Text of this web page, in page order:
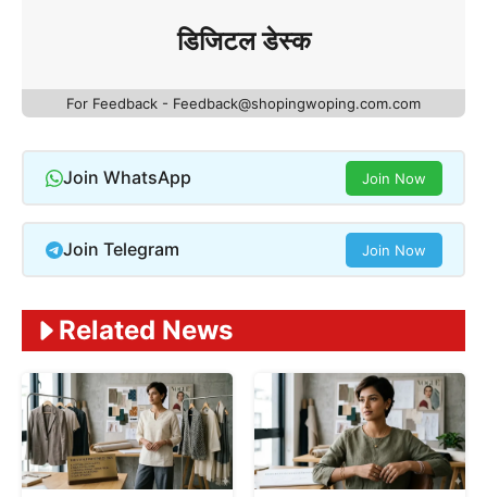
डिजिटल डेस्क
For Feedback - Feedback@shopingwoping.com.com
Join WhatsApp Join Now
Join Telegram Join Now
Related News